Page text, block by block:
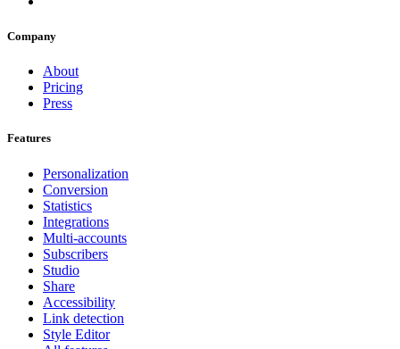
Company
About
Pricing
Press
Features
Personalization
Conversion
Statistics
Integrations
Multi-accounts
Subscribers
Studio
Share
Accessibility
Link detection
Style Editor